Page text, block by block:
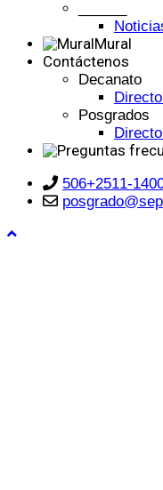
Mural
Contáctenos
Decanato
Posgrados
506+2511-